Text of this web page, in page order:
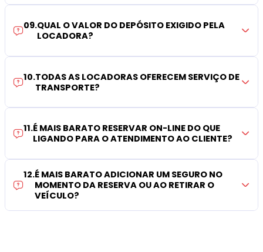
09.QUAL O VALOR DO DEPÓSITO EXIGIDO PELA
LOCADORA?
10.TODAS AS LOCADORAS OFERECEM SERVIÇO DE
TRANSPORTE?
11.É MAIS BARATO RESERVAR ON-LINE DO QUE
LIGANDO PARA O ATENDIMENTO AO CLIENTE?
12.É MAIS BARATO ADICIONAR UM SEGURO NO
MOMENTO DA RESERVA OU AO RETIRAR O
VEÍCULO?